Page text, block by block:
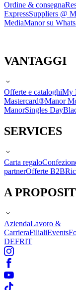
Ordine & consegna
ExpressSuppliers @
MediaManor su
VANTAGGI
Offerte e cataloghiMy
Mastercard®Manor
ManorSingles Day
SERVICES
Carta regalo
partnerOfferte B2B
A
AziendaLavoro &
CarrieraFilialiEvents
DEFRIT